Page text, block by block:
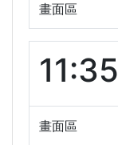
畫面區
畫面區